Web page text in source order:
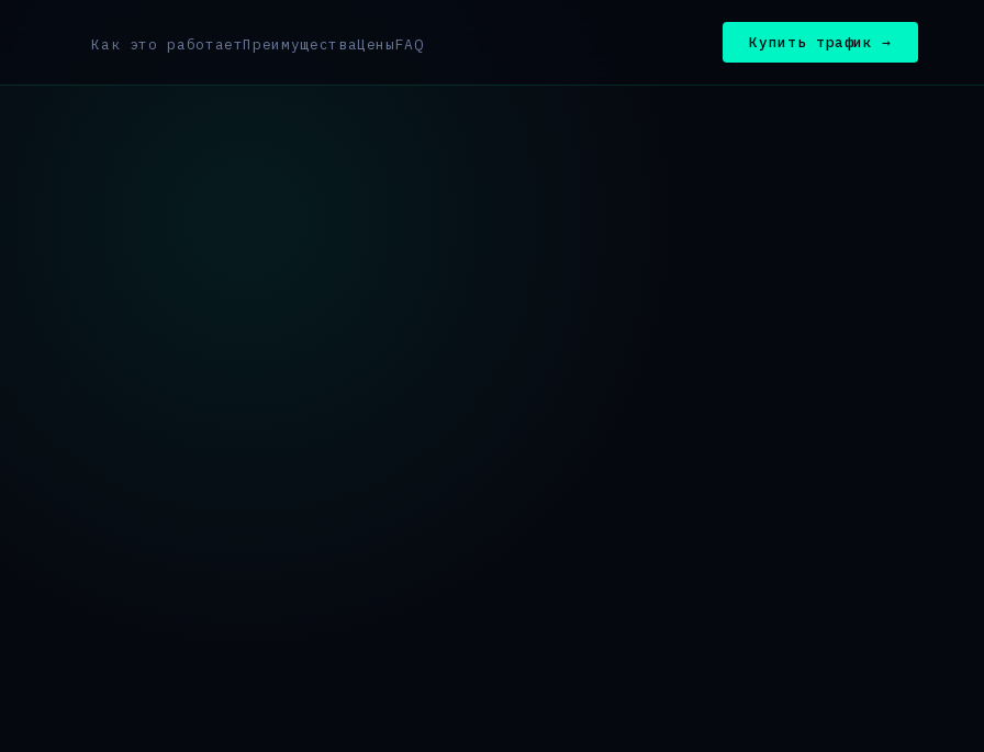
Как это работаетПреимуществаЦеныFAQ Купить трафик →